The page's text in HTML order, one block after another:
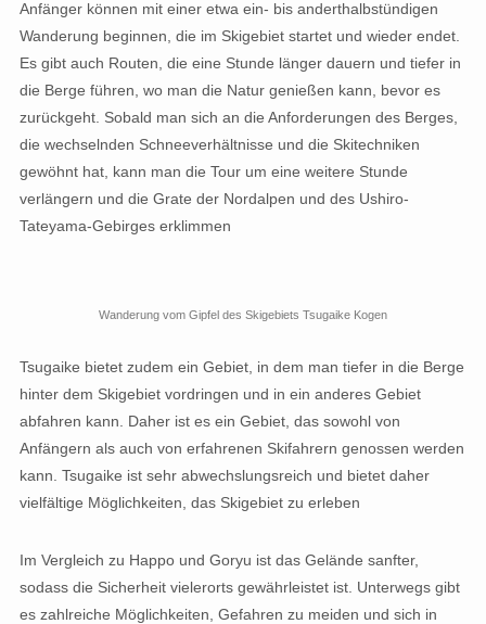
Anfänger können mit einer etwa ein- bis anderthalbstündigen
Wanderung beginnen, die im Skigebiet startet und wieder endet.
Es gibt auch Routen, die eine Stunde länger dauern und tiefer in
die Berge führen, wo man die Natur genießen kann, bevor es
zurückgeht. Sobald man sich an die Anforderungen des Berges,
die wechselnden Schneeverhältnisse und die Skitechniken
gewöhnt hat, kann man die Tour um eine weitere Stunde
verlängern und die Grate der Nordalpen und des Ushiro-
Tateyama-Gebirges erklimmen
Wanderung vom Gipfel des Skigebiets Tsugaike Kogen
Tsugaike bietet zudem ein Gebiet, in dem man tiefer in die Berge
hinter dem Skigebiet vordringen und in ein anderes Gebiet
abfahren kann. Daher ist es ein Gebiet, das sowohl von
Anfängern als auch von erfahrenen Skifahrern genossen werden
kann. Tsugaike ist sehr abwechslungsreich und bietet daher
vielfältige Möglichkeiten, das Skigebiet zu erleben
Im Vergleich zu Happo und Goryu ist das Gelände sanfter,
sodass die Sicherheit vielerorts gewährleistet ist. Unterwegs gibt
es zahlreiche Möglichkeiten, Gefahren zu meiden und sich in